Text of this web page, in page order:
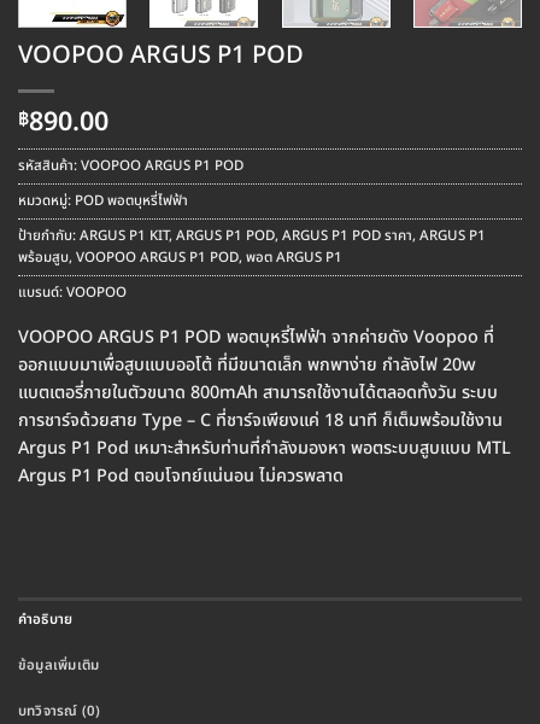
VOOPOO ARGUS P1 POD
฿890.00
รหัสสินค้า:VOOPOO ARGUS P1 POD
หมวดหมู่: POD พอตบุหรี่ไฟฟ้า
ป้ายกำกับ:ARGUS P1 KIT, ARGUS P1 POD, ARGUS P1 POD ราคา, ARGUS P1
พร้อมสูบ, VOOPOO ARGUS P1 POD, พอต ARGUS P1
แบรนด์:VOOPOO
VOOPOO ARGUS P1 POD พอตบุหรี่ไฟฟ้า จากค่ายดัง Voopoo ที่
ออกแบบมาเพื่อสูบแบบออโต้ ที่มีขนาดเล็ก พกพาง่าย กำลังไฟ 20w
แบตเตอรี่ภายในตัวขนาด 800mAh สามารถใช้งานได้ตลอดทั้งวัน ระบบ
การชาร์จด้วยสาย Type – C ที่ชาร์จเพียงแค่ 18 นาที ก็เต็มพร้อมใช้งาน
Argus P1 Pod เหมาะสำหรับท่านที่กำลังมองหา พอตระบบสูบแบบ MTL
Argus P1 Pod ตอบโจทย์แน่นอน ไม่ควรพลาด
คำอธิบาย
ข้อมูลเพิ่มเติม
บทวิจารณ์ (0)